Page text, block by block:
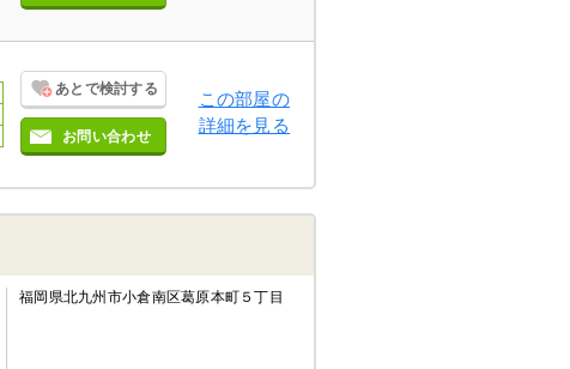
あとで検討する
お問い合わせ
この部屋の
詳細を見る
福岡県北九州市小倉南区葛原本町５丁目